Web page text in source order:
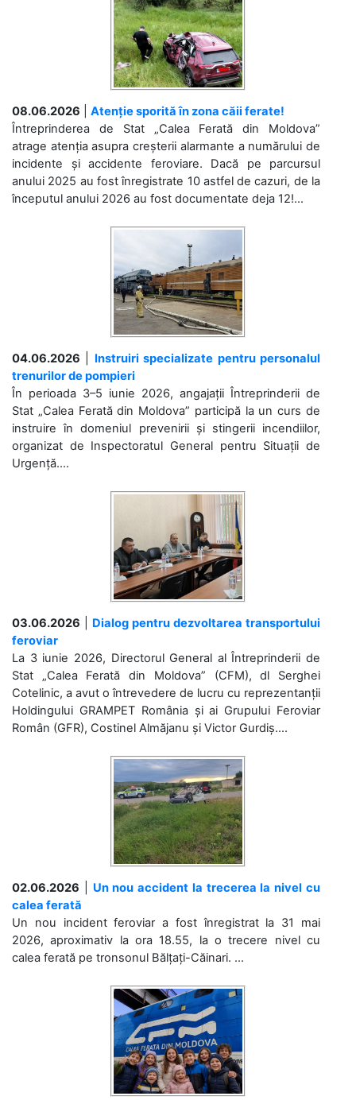
08.06.2026
Atenție sporită în zona căii ferate!
Întreprinderea de Stat „Calea Ferată din Moldova”
atrage atenția asupra creșterii alarmante a numărului de
incidente și accidente feroviare. Dacă pe parcursul
anului 2025 au fost înregistrate 10 astfel de cazuri, de la
începutul anului 2026 au fost documentate deja 12!...
04.06.2026
Instruiri specializate pentru personalul
trenurilor de pompieri
În perioada 3–5 iunie 2026, angajații Întreprinderii de
Stat „Calea Ferată din Moldova” participă la un curs de
instruire în domeniul prevenirii și stingerii incendiilor,
organizat de Inspectoratul General pentru Situații de
Urgență....
03.06.2026
Dialog pentru dezvoltarea transportului
feroviar
La 3 iunie 2026, Directorul General al Întreprinderii de
Stat „Calea Ferată din Moldova” (CFM), dl Serghei
Cotelinic, a avut o întrevedere de lucru cu reprezentanții
Holdingului GRAMPET România și ai Grupului Feroviar
Român (GFR), Costinel Almăjanu și Victor Gurdiș....
02.06.2026
Un nou accident la trecerea la nivel cu
calea ferată
Un nou incident feroviar a fost înregistrat la 31 mai
2026, aproximativ la ora 18.55, la o trecere nivel cu
calea ferată pe tronsonul Bălțați-Căinari. ...